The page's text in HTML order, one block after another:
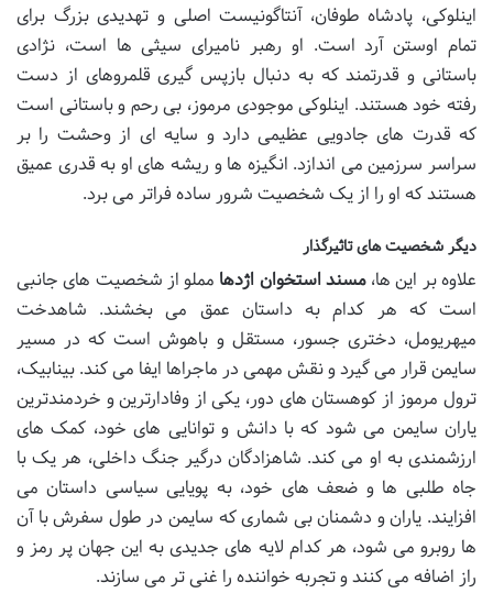
اینلوکی، پادشاه طوفان، آنتاگونیست اصلی و تهدیدی بزرگ برای
تمام اوستن آرد است. او رهبر نامیرای سیثی ها است، نژادی
باستانی و قدرتمند که به دنبال بازپس گیری قلمروهای از دست
رفته خود هستند. اینلوکی موجودی مرموز، بی رحم و باستانی است
که قدرت های جادویی عظیمی دارد و سایه ای از وحشت را بر
سراسر سرزمین می اندازد. انگیزه ها و ریشه های او به قدری عمیق
هستند که او را از یک شخصیت شرور ساده فراتر می برد.
دیگر شخصیت های تاثیرگذار
علاوه بر این ها،مسند استخوان اژدها مملو از شخصیت های جانبی
است که هر کدام به داستان عمق می بخشند. شاهدخت
میهریومل، دختری جسور، مستقل و باهوش است که در مسیر
سایمن قرار می گیرد و نقش مهمی در ماجراها ایفا می کند. بینابیک،
ترول مرموز از کوهستان های دور، یکی از وفادارترین و خردمندترین
یاران سایمن می شود که با دانش و توانایی های خود، کمک های
ارزشمندی به او می کند. شاهزادگان درگیر جنگ داخلی، هر یک با
جاه طلبی ها و ضعف های خود، به پویایی سیاسی داستان می
افزایند. یاران و دشمنان بی شماری که سایمن در طول سفرش با آن
ها روبرو می شود، هر کدام لایه های جدیدی به این جهان پر رمز و
راز اضافه می کنند و تجربه خواننده را غنی تر می سازند.